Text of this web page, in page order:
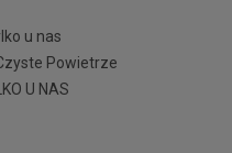
u nas
Powietrze
U NAS